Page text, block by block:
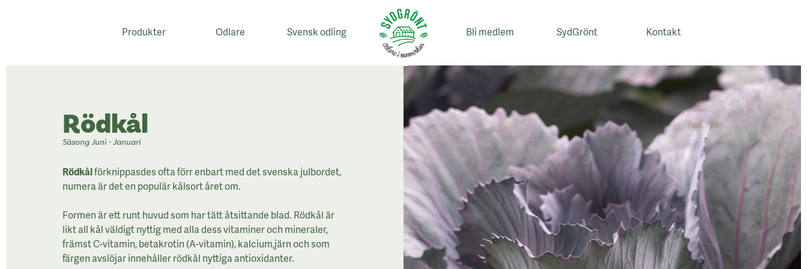
Produkter Odlare Svensk odling Bli medlem SydGrönt
Kontakt
Rödkål
Säsong Juni - Januari
Rödkålförknippasdes ofta förr enbart med det svenska julbordet,
numera är det en populär kålsort året om.
Formen är ett runt huvud som har tätt åtsittande blad. Rödkål är
likt all kål väldigt nyttig med alla dess vitaminer och mineraler,
främst C-vitamin, betakrotin (A-vitamin), kalcium,järn och som
färgen avslöjar innehåller rödkål nyttiga antioxidanter.